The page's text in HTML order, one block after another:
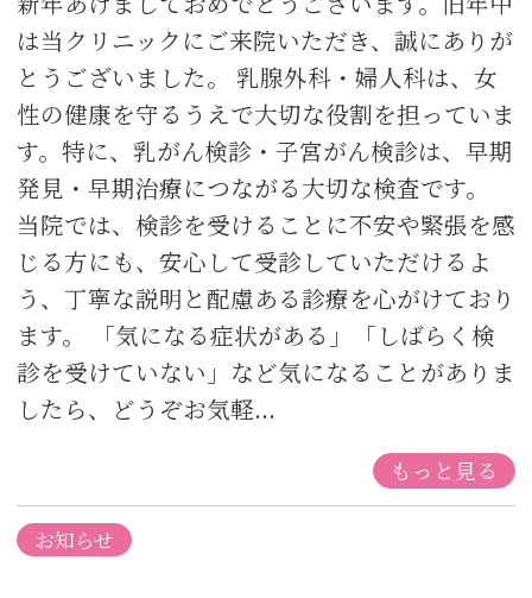
は当クリニックにご来院いただき、誠にありが
とうございました。 乳腺外科・婦人科は、女
性の健康を守るうえで大切な役割を担っていま
す。特に、乳がん検診・子宮がん検診は、早期
発見・早期治療につながる大切な検査です。
当院では、検診を受けることに不安や緊張を感
じる方にも、安心して受診していただけるよ
う、丁寧な説明と配慮ある診療を心がけており
ます。 「気になる症状がある」「しばらく検
診を受けていない」など気になることがありま
したら、どうぞお気軽...
もっと見る
お知らせ